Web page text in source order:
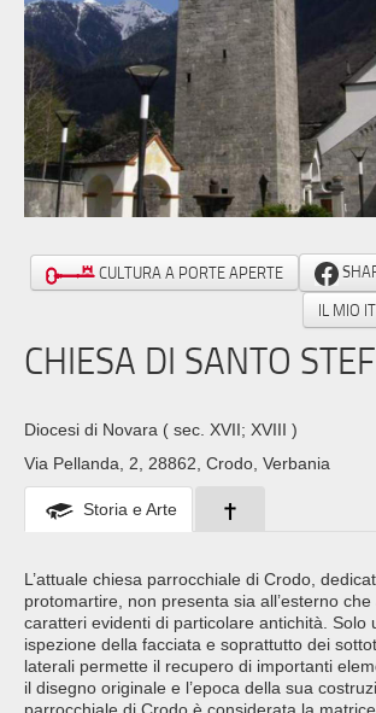
CULTURA A PORTE APERTE
IL MIO
CHIESA DI SANTO
Diocesi di Novara ( sec. XVII; XVIII )
Via Pellanda, 2, 28862, Crodo, Verbania
Storia e Arte
L’attuale chiesa parrocchiale di Crodo,
protomartire, non presenta sia all’esterno che
caratteri evidenti di particolare antichità. Solo
ispezione della facciata e soprattutto dei
laterali permette il recupero di importanti
il disegno originale e l’epoca della sua